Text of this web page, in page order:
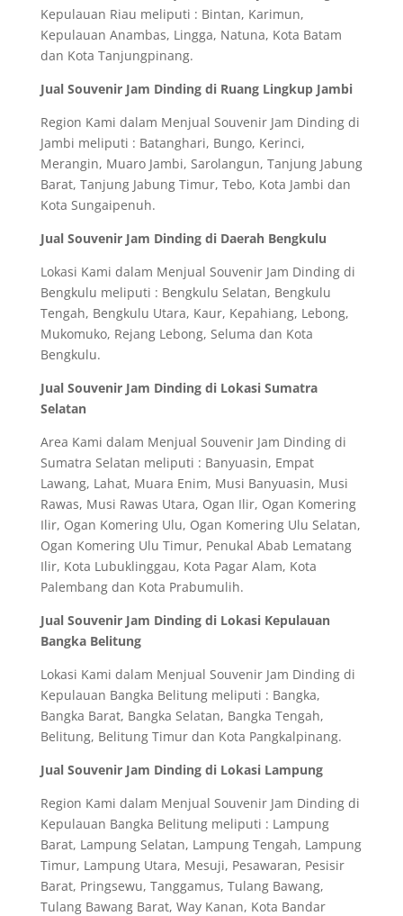
Kepulauan Riau meliputi : Bintan, Karimun,
Kepulauan Anambas, Lingga, Natuna, Kota Batam
dan Kota Tanjungpinang.
Jual Souvenir Jam Dinding di Ruang Lingkup Jambi
Region Kami dalam Menjual Souvenir Jam Dinding di
Jambi meliputi : Batanghari, Bungo, Kerinci,
Merangin, Muaro Jambi, Sarolangun, Tanjung Jabung
Barat, Tanjung Jabung Timur, Tebo, Kota Jambi dan
Kota Sungaipenuh.
Jual Souvenir Jam Dinding di Daerah Bengkulu
Lokasi Kami dalam Menjual Souvenir Jam Dinding di
Bengkulu meliputi : Bengkulu Selatan, Bengkulu
Tengah, Bengkulu Utara, Kaur, Kepahiang, Lebong,
Mukomuko, Rejang Lebong, Seluma dan Kota
Bengkulu.
Jual Souvenir Jam Dinding di Lokasi Sumatra
Selatan
Area Kami dalam Menjual Souvenir Jam Dinding di
Sumatra Selatan meliputi : Banyuasin, Empat
Lawang, Lahat, Muara Enim, Musi Banyuasin, Musi
Rawas, Musi Rawas Utara, Ogan Ilir, Ogan Komering
Ilir, Ogan Komering Ulu, Ogan Komering Ulu Selatan,
Ogan Komering Ulu Timur, Penukal Abab Lematang
Ilir, Kota Lubuklinggau, Kota Pagar Alam, Kota
Palembang dan Kota Prabumulih.
Jual Souvenir Jam Dinding di Lokasi Kepulauan
Bangka Belitung
Lokasi Kami dalam Menjual Souvenir Jam Dinding di
Kepulauan Bangka Belitung meliputi : Bangka,
Bangka Barat, Bangka Selatan, Bangka Tengah,
Belitung, Belitung Timur dan Kota Pangkalpinang.
Jual Souvenir Jam Dinding di Lokasi Lampung
Region Kami dalam Menjual Souvenir Jam Dinding di
Kepulauan Bangka Belitung meliputi : Lampung
Barat, Lampung Selatan, Lampung Tengah, Lampung
Timur, Lampung Utara, Mesuji, Pesawaran, Pesisir
Barat, Pringsewu, Tanggamus, Tulang Bawang,
Tulang Bawang Barat, Way Kanan, Kota Bandar